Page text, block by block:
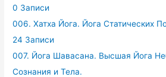
0 Записи
006. Хатха Йога. Йога Статических
24 Записи
007. Йога Шавасана. Высшая Йога
Сознания и Тела.